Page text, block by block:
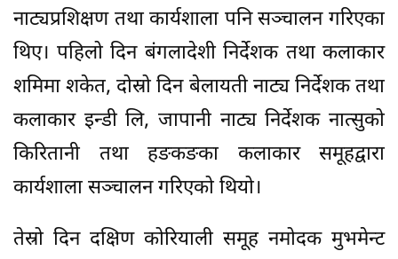
नाट्यप्रशिक्षण तथा कार्यशाला पनि सञ्चालन गरिएका
थिए। पहिलो दिन बंगलादेशी निर्देशक तथा कलाकार
शमिमा शकेत, दोस्रो दिन बेलायती नाट्य निर्देशक तथा
कलाकार इन्डी लि, जापानी नाट्य निर्देशक नात्सुको
किरितानी तथा हङकङका कलाकार समूहद्वारा
कार्यशाला सञ्चालन गरिएको थियो।
तेस्रो दिन दक्षिण कोरियाली समूह नमोदक मुभमेन्ट